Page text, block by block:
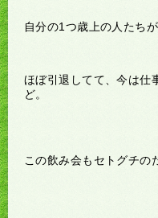
自分の1つ歳上の人たち
ほぼ引退してて、今は仕
ど。
この飲み会もセトグチの